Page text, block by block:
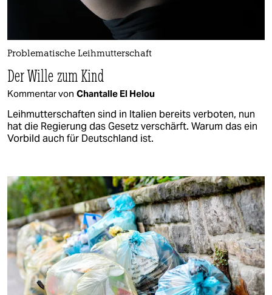
Problematische Leihmutterschaft
Der Wille zum Kind
Kommentar von Chantalle El Helou
Leihmutterschaften sind in Italien bereits verboten, nun
hat die Regierung das Gesetz verschärft. Warum das ein
Vorbild auch für Deutschland ist.